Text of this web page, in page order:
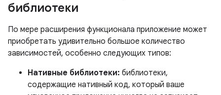
библиотеки
По мере расширения функционала приложение может
приобретать удивительно большое количество
зависимостей, особенно следующих типов:
Нативные библиотеки: библиотеки,
содержащие нативный код, который ваше